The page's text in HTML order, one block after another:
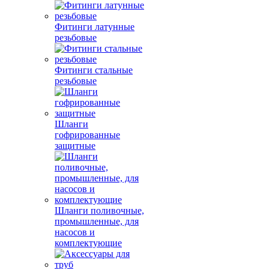
Фитинги латунные
резьбовые
Фитинги стальные
резьбовые
Шланги
гофрированные
защитные
Шланги поливочные,
промышленные, для
насосов и
комплектующие